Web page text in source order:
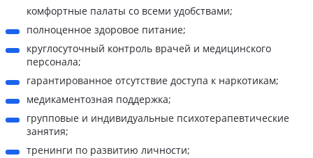
комфортные палаты со всеми удобствами;
полноценное здоровое питание;
круглосуточный контроль врачей и медицинского
персонала;
гарантированное отсутствие доступа к наркотикам;
медикаментозная поддержка;
групповые и индивидуальные психотерапевтические
занятия;
тренинги по развитию личности;